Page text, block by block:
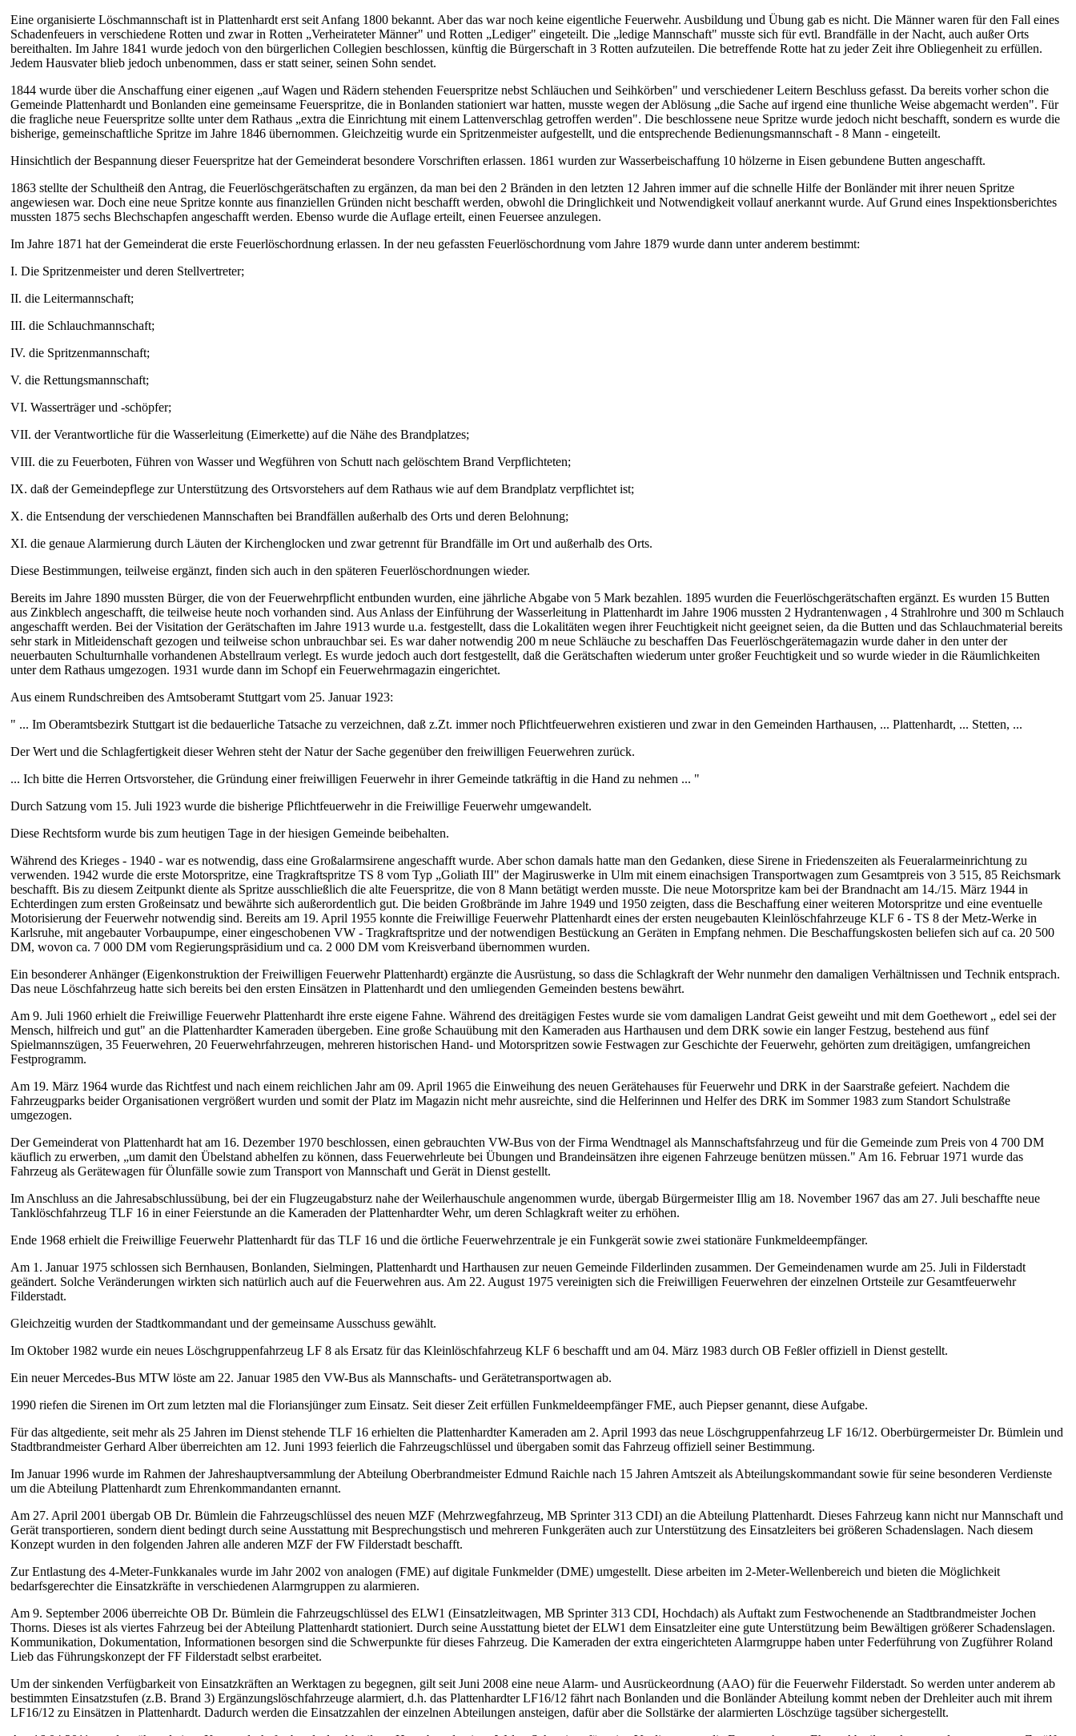
Eine organisierte Löschmannschaft ist in Plattenhardt erst seit Anfang 1800 bekannt. Aber das war noch keine eigentliche Feuerwehr. Ausbildung und Übung gab es nicht. Die Männer waren für den Fall eines
Schadenfeuers in verschiedene Rotten und zwar in Rotten „Verheirateter Männer" und Rotten „Lediger" eingeteilt. Die „ledige Mannschaft" musste sich für evtl. Brandfälle in der Nacht, auch außer Orts
bereithalten. Im Jahre 1841 wurde jedoch von den bürgerlichen Collegien beschlossen, künftig die Bürgerschaft in 3 Rotten aufzuteilen. Die betreffende Rotte hat zu jeder Zeit ihre Obliegenheit zu erfüllen.
Jedem Hausvater blieb jedoch unbenommen, dass er statt seiner, seinen Sohn sendet.
1844 wurde über die Anschaffung einer eigenen „auf Wagen und Rädern stehenden Feuerspritze nebst Schläuchen und Seihkörben" und verschiedener Leitern Beschluss gefasst. Da bereits vorher schon die
Gemeinde Plattenhardt und Bonlanden eine gemeinsame Feuerspritze, die in Bonlanden stationiert war hatten, musste wegen der Ablösung „die Sache auf irgend eine thunliche Weise abgemacht werden". Für
die fragliche neue Feuerspritze sollte unter dem Rathaus „extra die Einrichtung mit einem Lattenverschlag getroffen werden". Die beschlossene neue Spritze wurde jedoch nicht beschafft, sondern es wurde die
bisherige, gemeinschaftliche Spritze im Jahre 1846 übernommen. Gleichzeitig wurde ein Spritzenmeister aufgestellt, und die entsprechende Bedienungsmannschaft - 8 Mann - eingeteilt.
Hinsichtlich der Bespannung dieser Feuerspritze hat der Gemeinderat besondere Vorschriften erlassen. 1861 wurden zur Wasserbeischaffung 10 hölzerne in Eisen gebundene Butten angeschafft.
1863 stellte der Schultheiß den Antrag, die Feuerlöschgerätschaften zu ergänzen, da man bei den 2 Bränden in den letzten 12 Jahren immer auf die schnelle Hilfe der Bonländer mit ihrer neuen Spritze
angewiesen war. Doch eine neue Spritze konnte aus finanziellen Gründen nicht beschafft werden, obwohl die Dringlichkeit und Notwendigkeit vollauf anerkannt wurde. Auf Grund eines Inspektionsberichtes
mussten 1875 sechs Blechschapfen angeschafft werden. Ebenso wurde die Auflage erteilt, einen Feuersee anzulegen.
Im Jahre 1871 hat der Gemeinderat die erste Feuerlöschordnung erlassen. In der neu gefassten Feuerlöschordnung vom Jahre 1879 wurde dann unter anderem bestimmt:
I. Die Spritzenmeister und deren Stellvertreter;
II. die Leitermannschaft;
III. die Schlauchmannschaft;
IV. die Spritzenmannschaft;
V. die Rettungsmannschaft;
VI. Wasserträger und -schöpfer;
VII. der Verantwortliche für die Wasserleitung (Eimerkette) auf die Nähe des Brandplatzes;
VIII. die zu Feuerboten, Führen von Wasser und Wegführen von Schutt nach gelöschtem Brand Verpflichteten;
IX. daß der Gemeindepflege zur Unterstützung des Ortsvorstehers auf dem Rathaus wie auf dem Brandplatz verpflichtet ist;
X. die Entsendung der verschiedenen Mannschaften bei Brandfällen außerhalb des Orts und deren Belohnung;
XI. die genaue Alarmierung durch Läuten der Kirchenglocken und zwar getrennt für Brandfälle im Ort und außerhalb des Orts.
Diese Bestimmungen, teilweise ergänzt, finden sich auch in den späteren Feuerlöschordnungen wieder.
Bereits im Jahre 1890 mussten Bürger, die von der Feuerwehrpflicht entbunden wurden, eine jährliche Abgabe von 5 Mark bezahlen. 1895 wurden die Feuerlöschgerätschaften ergänzt. Es wurden 15 Butten
aus Zinkblech angeschafft, die teilweise heute noch vorhanden sind. Aus Anlass der Einführung der Wasserleitung in Plattenhardt im Jahre 1906 mussten 2 Hydrantenwagen , 4 Strahlrohre und 300 m Schlauch
angeschafft werden. Bei der Visitation der Gerätschaften im Jahre 1913 wurde u.a. festgestellt, dass die Lokalitäten wegen ihrer Feuchtigkeit nicht geeignet seien, da die Butten und das Schlauchmaterial bereits
sehr stark in Mitleidenschaft gezogen und teilweise schon unbrauchbar sei. Es war daher notwendig 200 m neue Schläuche zu beschaffen Das Feuerlöschgerätemagazin wurde daher in den unter der
neuerbauten Schulturnhalle vorhandenen Abstellraum verlegt. Es wurde jedoch auch dort festgestellt, daß die Gerätschaften wiederum unter großer Feuchtigkeit und so wurde wieder in die Räumlichkeiten
unter dem Rathaus umgezogen. 1931 wurde dann im Schopf ein Feuerwehrmagazin eingerichtet.
Aus einem Rundschreiben des Amtsoberamt Stuttgart vom 25. Januar 1923:
" ... Im Oberamtsbezirk Stuttgart ist die bedauerliche Tatsache zu verzeichnen, daß z.Zt. immer noch Pflichtfeuerwehren existieren und zwar in den Gemeinden Harthausen, ... Plattenhardt, ... Stetten, ...
Der Wert und die Schlagfertigkeit dieser Wehren steht der Natur der Sache gegenüber den freiwilligen Feuerwehren zurück.
... Ich bitte die Herren Ortsvorsteher, die Gründung einer freiwilligen Feuerwehr in ihrer Gemeinde tatkräftig in die Hand zu nehmen ... "
Durch Satzung vom 15. Juli 1923 wurde die bisherige Pflichtfeuerwehr in die Freiwillige Feuerwehr umgewandelt.
Diese Rechtsform wurde bis zum heutigen Tage in der hiesigen Gemeinde beibehalten.
Während des Krieges - 1940 - war es notwendig, dass eine Großalarmsirene angeschafft wurde. Aber schon damals hatte man den Gedanken, diese Sirene in Friedenszeiten als Feueralarmeinrichtung zu
verwenden. 1942 wurde die erste Motorspritze, eine Tragkraftspritze TS 8 vom Typ „Goliath III" der Magiruswerke in Ulm mit einem einachsigen Transportwagen zum Gesamtpreis von 3 515, 85 Reichsmark
beschafft. Bis zu diesem Zeitpunkt diente als Spritze ausschließlich die alte Feuerspritze, die von 8 Mann betätigt werden musste. Die neue Motorspritze kam bei der Brandnacht am 14./15. März 1944 in
Echterdingen zum ersten Großeinsatz und bewährte sich außerordentlich gut. Die beiden Großbrände im Jahre 1949 und 1950 zeigten, dass die Beschaffung einer weiteren Motorspritze und eine eventuelle
Motorisierung der Feuerwehr notwendig sind. Bereits am 19. April 1955 konnte die Freiwillige Feuerwehr Plattenhardt eines der ersten neugebauten Kleinlöschfahrzeuge KLF 6 - TS 8 der Metz-Werke in
Karlsruhe, mit angebauter Vorbaupumpe, einer eingeschobenen VW - Tragkraftspritze und der notwendigen Bestückung an Geräten in Empfang nehmen. Die Beschaffungskosten beliefen sich auf ca. 20 500
DM, wovon ca. 7 000 DM vom Regierungspräsidium und ca. 2 000 DM vom Kreisverband übernommen wurden.
Ein besonderer Anhänger (Eigenkonstruktion der Freiwilligen Feuerwehr Plattenhardt) ergänzte die Ausrüstung, so dass die Schlagkraft der Wehr nunmehr den damaligen Verhältnissen und Technik entsprach.
Das neue Löschfahrzeug hatte sich bereits bei den ersten Einsätzen in Plattenhardt und den umliegenden Gemeinden bestens bewährt.
Am 9. Juli 1960 erhielt die Freiwillige Feuerwehr Plattenhardt ihre erste eigene Fahne. Während des dreitägigen Festes wurde sie vom damaligen Landrat Geist geweiht und mit dem Goethewort „ edel sei der
Mensch, hilfreich und gut" an die Plattenhardter Kameraden übergeben. Eine große Schauübung mit den Kameraden aus Harthausen und dem DRK sowie ein langer Festzug, bestehend aus fünf
Spielmannszügen, 35 Feuerwehren, 20 Feuerwehrfahrzeugen, mehreren historischen Hand- und Motorspritzen sowie Festwagen zur Geschichte der Feuerwehr, gehörten zum dreitägigen, umfangreichen
Festprogramm.
Am 19. März 1964 wurde das Richtfest und nach einem reichlichen Jahr am 09. April 1965 die Einweihung des neuen Gerätehauses für Feuerwehr und DRK in der Saarstraße gefeiert. Nachdem die
Fahrzeugparks beider Organisationen vergrößert wurden und somit der Platz im Magazin nicht mehr ausreichte, sind die Helferinnen und Helfer des DRK im Sommer 1983 zum Standort Schulstraße
umgezogen.
Der Gemeinderat von Plattenhardt hat am 16. Dezember 1970 beschlossen, einen gebrauchten VW-Bus von der Firma Wendtnagel als Mannschaftsfahrzeug und für die Gemeinde zum Preis von 4 700 DM
käuflich zu erwerben, „um damit den Übelstand abhelfen zu können, dass Feuerwehrleute bei Übungen und Brandeinsätzen ihre eigenen Fahrzeuge benützen müssen." Am 16. Februar 1971 wurde das
Fahrzeug als Gerätewagen für Ölunfälle sowie zum Transport von Mannschaft und Gerät in Dienst gestellt.
Im Anschluss an die Jahresabschlussübung, bei der ein Flugzeugabsturz nahe der Weilerhauschule angenommen wurde, übergab Bürgermeister Illig am 18. November 1967 das am 27. Juli beschaffte neue
Tanklöschfahrzeug TLF 16 in einer Feierstunde an die Kameraden der Plattenhardter Wehr, um deren Schlagkraft weiter zu erhöhen.
Ende 1968 erhielt die Freiwillige Feuerwehr Plattenhardt für das TLF 16 und die örtliche Feuerwehrzentrale je ein Funkgerät sowie zwei stationäre Funkmeldeempfänger.
Am 1. Januar 1975 schlossen sich Bernhausen, Bonlanden, Sielmingen, Plattenhardt und Harthausen zur neuen Gemeinde Filderlinden zusammen. Der Gemeindenamen wurde am 25. Juli in Filderstadt
geändert. Solche Veränderungen wirkten sich natürlich auch auf die Feuerwehren aus. Am 22. August 1975 vereinigten sich die Freiwilligen Feuerwehren der einzelnen Ortsteile zur Gesamtfeuerwehr
Filderstadt.
Gleichzeitig wurden der Stadtkommandant und der gemeinsame Ausschuss gewählt.
Im Oktober 1982 wurde ein neues Löschgruppenfahrzeug LF 8 als Ersatz für das Kleinlöschfahrzeug KLF 6 beschafft und am 04. März 1983 durch OB Feßler offiziell in Dienst gestellt.
Ein neuer Mercedes-Bus MTW löste am 22. Januar 1985 den VW-Bus als Mannschafts- und Gerätetransportwagen ab.
1990 riefen die Sirenen im Ort zum letzten mal die Floriansjünger zum Einsatz. Seit dieser Zeit erfüllen Funkmeldeempfänger FME, auch Piepser genannt, diese Aufgabe.
Für das altgediente, seit mehr als 25 Jahren im Dienst stehende TLF 16 erhielten die Plattenhardter Kameraden am 2. April 1993 das neue Löschgruppenfahrzeug LF 16/12. Oberbürgermeister Dr. Bümlein und
Stadtbrandmeister Gerhard Alber überreichten am 12. Juni 1993 feierlich die Fahrzeugschlüssel und übergaben somit das Fahrzeug offiziell seiner Bestimmung.
Im Januar 1996 wurde im Rahmen der Jahreshauptversammlung der Abteilung Oberbrandmeister Edmund Raichle nach 15 Jahren Amtszeit als Abteilungskommandant sowie für seine besonderen Verdienste
um die Abteilung Plattenhardt zum Ehrenkommandanten ernannt.
Am 27. April 2001 übergab OB Dr. Bümlein die Fahrzeugschlüssel des neuen MZF (Mehrzwegfahrzeug, MB Sprinter 313 CDI) an die Abteilung Plattenhardt. Dieses Fahrzeug kann nicht nur Mannschaft und
Gerät transportieren, sondern dient bedingt durch seine Ausstattung mit Besprechungstisch und mehreren Funkgeräten auch zur Unterstützung des Einsatzleiters bei größeren Schadenslagen. Nach diesem
Konzept wurden in den folgenden Jahren alle anderen MZF der FW Filderstadt beschafft.
Zur Entlastung des 4-Meter-Funkkanales wurde im Jahr 2002 von analogen (FME) auf digitale Funkmelder (DME) umgestellt. Diese arbeiten im 2-Meter-Wellenbereich und bieten die Möglichkeit
bedarfsgerechter die Einsatzkräfte in verschiedenen Alarmgruppen zu alarmieren.
Am 9. September 2006 überreichte OB Dr. Bümlein die Fahrzeugschlüssel des ELW1 (Einsatzleitwagen, MB Sprinter 313 CDI, Hochdach) als Auftakt zum Festwochenende an Stadtbrandmeister Jochen
Thorns. Dieses ist als viertes Fahrzeug bei der Abteilung Plattenhardt stationiert. Durch seine Ausstattung bietet der ELW1 dem Einsatzleiter eine gute Unterstützung beim Bewältigen größerer Schadenslagen.
Kommunikation, Dokumentation, Informationen besorgen sind die Schwerpunkte für dieses Fahrzeug. Die Kameraden der extra eingerichteten Alarmgruppe haben unter Federführung von Zugführer Roland
Lieb das Führungskonzept der FF Filderstadt selbst erarbeitet.
Um der sinkenden Verfügbarkeit von Einsatzkräften an Werktagen zu begegnen, gilt seit Juni 2008 eine neue Alarm- und Ausrückeordnung (AAO) für die Feuerwehr Filderstadt. So werden unter anderem ab
bestimmten Einsatzstufen (z.B. Brand 3) Ergänzungslöschfahrzeuge alarmiert, d.h. das Plattenhardter LF16/12 fährt nach Bonlanden und die Bonländer Abteilung kommt neben der Drehleiter auch mit ihrem
LF16/12 zu Einsätzen in Plattenhardt. Dadurch werden die Einsatzzahlen der einzelnen Abteilungen ansteigen, dafür aber die Sollstärke der alarmierten Löschzüge tagsüber sichergestellt.